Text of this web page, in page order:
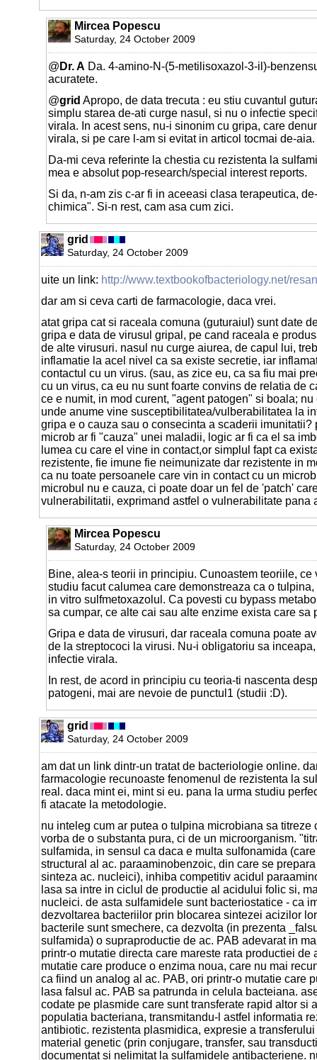
Mircea Popescu
Saturday, 24 October 2009
@ Dr. A Da. 4-amino-N-(5-metilisoxazol-3-il)-
acuratete.
@grid Apropo, de data trecuta : eu stiu cuvantul
simplu starea de-ati curge nasul, si nu o infectie
virala. In acest sens, nu-i sinonim cu gripa, care
virala, si pe care l-am si evitat in articol tocmai de-aia.
Da-mi ceva referinte la chestia cu rezistenta la
mea e absolut pop-research/special interest reports.
Si da, n-am zis c-ar fi in aceeasi clasa terapeutica,
chimica". Si-n rest, cam asa cum zici.
grid
Saturday, 24 October 2009
uite un link: http://www.textbookofbacteriology.net/
dar am si ceva carti de farmacologie, daca vrei.
atat gripa cat si raceala comuna (guturaiul) sunt date
gripa e data de virusul gripal, pe cand raceala e
de alte virusuri. nasul nu curge aiurea, de capul lui,
inflamatie la acel nivel ca sa existe secretie, iar
contactul cu un virus. (sau, as zice eu, ca sa fiu mai
cu un virus, ca eu nu sunt foarte convins de relatia de
ce e numit, in mod curent, "agent patogen" si boala;
unde anume vine susceptibilitatea/vulberabilitatea la
gripa e o cauza sau o consecinta a scaderii imunitatii?
microb ar fi "cauza" unei maladii, logic ar fi ca el sa
lumea cu care el vine in contact,or simplul fapt ca
rezistente, fie imune fie neimunizate dar rezistente in
ca nu toate persoanele care vin in contact cu un
microbul nu e cauza, ci poate doar un fel de 'patch'
vulnerabilitatii, exprimand astfel o vulnerabilitate pana
Mircea Popescu
Saturday, 24 October 2009
Bine, alea-s teorii in principiu. Cunoastem teoriile, ce
studiu facut calumea care demonstreaza ca o
in vitro sulfmetoxazolul. Ca povesti cu bypass
sa cumpar, ce alte cai sau alte enzime exista care sa
Gripa e data de virusuri, dar raceala comuna poate
de la streptococi la virusi. Nu-i obligatoriu sa
infectie virala.
In rest, de acord in principiu cu teoria-ti nascenta
patogeni, mai are nevoie de punctul1 (studii :D).
grid
Saturday, 24 October 2009
am dat un link dintr-un tratat de bacteriologie online.
farmacologie recunoaste fenomenul de rezistenta la
real. daca mint ei, mint si eu. pana la urma studiu
fi atacate la metodologie.
nu inteleg cum ar putea o tulpina microbiana sa titreze
vorba de o substanta pura, ci de un microorganism.
sulfamida, in sensul ca daca e multa sulfonamida
structural al ac. paraaminobenzoic, din care se
sinteza ac. nucleici), inhiba competitiv acidul
lasa sa intre in ciclul de productie al acidului folic si,
nucleici. de asta sulfamidele sunt bacteriostatice - ca
dezvoltarea bacteriilor prin blocarea sintezei acizilor
bacterile sunt smechere, ca dezvolta (in prezenta
sulfamida) o supraproductie de ac. PAB adevarat in
printr-o mutatie directa care mareste rata productiei de
mutatie care produce o enzima noua, care nu mai
ca fiind un analog al ac. PAB, ori printr-o mutatie care
lasa falsul ac. PAB sa patrunda in celula bacteiana.
codate pe plasmide care sunt transferate rapid altor si
populatia bacteriana, transmitandu-l astfel informatia
antibiotic. rezistenta plasmidica, expresie a
material genetic (prin conjugare, transfer, sau
documentat si nelimitat la sulfamidele antibacteriene.